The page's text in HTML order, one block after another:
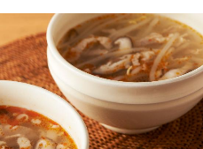
調味酢